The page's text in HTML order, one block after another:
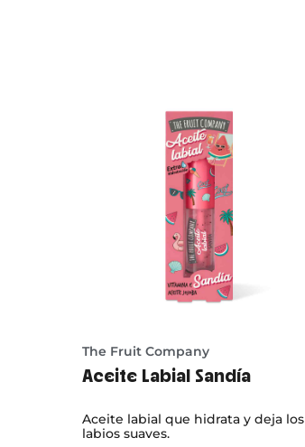
The Fruit Company
Aceite Labial Sandía
Aceite labial que hidrata y deja los
labios suaves.